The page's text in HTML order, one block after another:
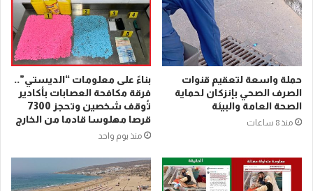
حملة واسعة لتعقيم قنوات
الصرف الصحي بإنزكان لحماية
الصحة العامة والبيئة
منذ 8 ساعات
بناءً على معلومات “الديستي”..
فرقة مكافحة العصابات بأكادير
تُوقف شخصين وتحجز 7300
قرصا مهلوسا قادما من الخارج
منذ يوم واحد